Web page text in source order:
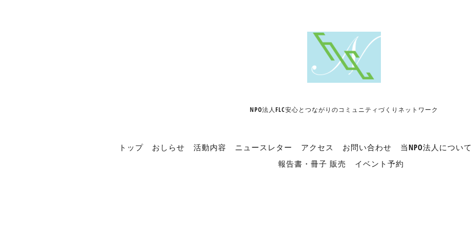
NPO法人FLC安心とつながりのコミュニティづくりネットワーク
トップ おしらせ 活動内容 ニュースレター アクセス お問い合わせ 当NPO法人について
報告書・冊子 販売
イベント予約